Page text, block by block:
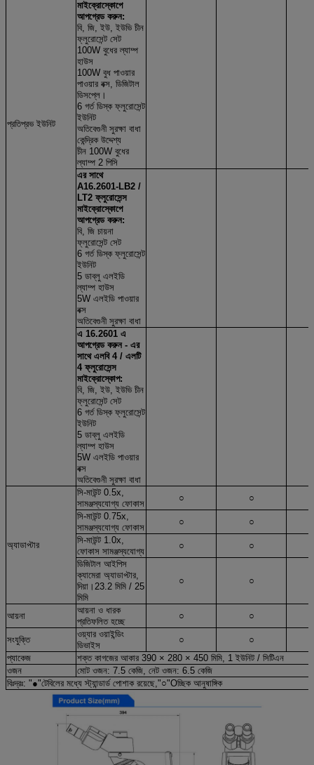
প্রতিপ্রভ ইউনিট
মাইক্রোস্কোপে
আপগ্রেড করুন:
বি, জি, ইউ, ইউভি চীন
ফ্লুরোসেন্ট সেট
100W বুধের ল্যাম্প
হাউস
100W বুধ পাওয়ার
পাওয়ার বক্স, ডিজিটাল
ডিসপ্লে।
6 গর্ত ডিস্ক ফ্লুরোসেন্ট
ইউনিট
অতিবেগুনী সুরক্ষা বাধা
কেন্দ্রিক উদ্দেশ্য
চীন 100W বুধের
ল্যাম্প 2 পিসি
এর সাথে
A16.2601-LB2 /
LT2 ফ্লুরোসেন্স
মাইক্রোস্কোপে
আপগ্রেড করুন:
বি, জি চায়না
ফ্লুরোসেন্ট সেট
6 গর্ত ডিস্ক ফ্লুরোসেন্ট
ইউনিট
5 ডাব্লু এলইডি
ল্যাম্প হাউস
5W এলইডি পাওয়ার
বক্স
অতিবেগুনী সুরক্ষা বাধা
এ 16.2601 এ
আপগ্রেড করুন - এর
সাথে এলবি 4 / এলটি
4 ফ্লুরোসেন্স
মাইক্রোস্কোপ:
বি, জি, ইউ, ইউভি চীন
ফ্লুরোসেন্ট সেট
6 গর্ত ডিস্ক ফ্লুরোসেন্ট
ইউনিট
5 ডাব্লু এলইডি
ল্যাম্প হাউস
5W এলইডি পাওয়ার
বক্স
অতিবেগুনী সুরক্ষা বাধা
অ্যাডাপ্টার
সি-মাউন্ট 0.5x,
সামঞ্জস্যযোগ্য ফোকাস
○
○
সি-মাউন্ট 0.75x,
সামঞ্জস্যযোগ্য ফোকাস
○
○
সি-মাউন্ট 1.0x,
ফোকাস সামঞ্জস্যযোগ্য
○
○
ডিজিটাল আইপিস
ক্যামেরা অ্যাডাপ্টার,
দিয়া।23.2 মিমি / 25
মিমি
○ ○
আয়না
আয়না ও ধারক
প্রতিফলিত হচ্ছে
○ ○
সংযুক্তি
ওয়্যার ওয়াইন্ডিং
ডিভাইস
○
○
প্যাকেজ
শক্ত কাগজের আকার 390 × 280 × 450 মিমি, 1 ইউনিট / সিটিএন
ওজন
মোট ওজন: 7.5 কেজি, নেট ওজন: 6.5 কেজি
বিঃদ্রঃ: "●"টেবিলের মধ্যে স্ট্যান্ডার্ড পোশাক রয়েছে,"○"Oচ্ছিক আনুষাঙ্গিক